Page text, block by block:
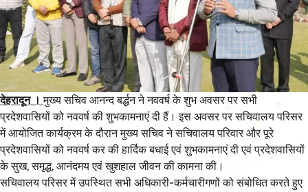
देहरादून ।मुख्य सचिव आनन्द बर्द्धन ने नववर्ष के शुभ अवसर पर सभी
प्रदेशवासियों को नववर्ष की शुभकामनाएं दी हैं। इस अवसर पर सचिवालय परिसर
में आयोजित कार्यक्रम के दौरान मुख्य सचिव ने सचिवालय परिवार और पूरे
प्रदेशवासियों को नववर्ष कर की हार्दिक बधाई एवं शुभकामनाएं दी एवं प्रदेशवासियों
के सुख, समृद्ध, आनंदमय एवं खुशहाल जीवन की कामना की।
सचिवालय परिसर में उपस्थित सभी अधिकारी-कर्मचारीगणों को संबोधित करते हुए